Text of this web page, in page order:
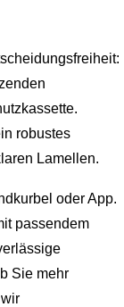
robustes
Lamellen.
oder App.
passendem
Sie mehr